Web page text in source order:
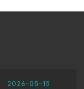
2026-05-15